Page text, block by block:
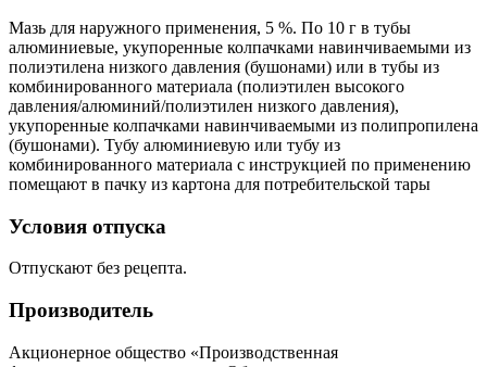
Мазь для наружного применения, 5 %. По 10 г в тубы
алюминиевые, укупоренные колпачками навинчиваемыми из
полиэтилена низкого давления (бушонами) или в тубы из
комбинированного материала (полиэтилен высокого
давления/алюминий/полиэтилен низкого давления),
укупоренные колпачками навинчиваемыми из полипропилена
(бушонами). Тубу алюминиевую или тубу из
комбинированного материала с инструкцией по применению
помещают в пачку из картона для потребительской тары
Условия отпуска
Отпускают без рецепта.
Производитель
Акционерное общество «Производственная